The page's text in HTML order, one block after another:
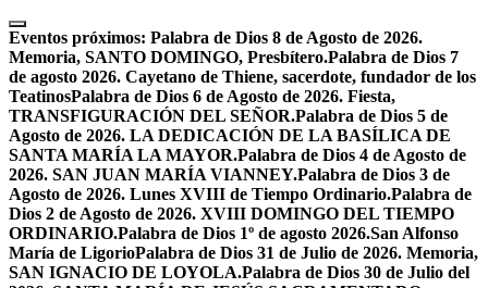
Skip
to
content
Eventos próximos: Palabra de Dios 8 de Agosto de 2026.
Memoria, SANTO DOMINGO, Presbítero.Palabra de Dios 7
de agosto 2026. Cayetano de Thiene, sacerdote, fundador de los
TeatinosPalabra de Dios 6 de Agosto de 2026. Fiesta,
TRANSFIGURACIÓN DEL SEÑOR.Palabra de Dios 5 de
Agosto de 2026. LA DEDICACIÓN DE LA BASÍLICA DE
SANTA MARÍA LA MAYOR.Palabra de Dios 4 de Agosto de
2026. SAN JUAN MARÍA VIANNEY.Palabra de Dios 3 de
Agosto de 2026. Lunes XVIII de Tiempo Ordinario.Palabra de
Dios 2 de Agosto de 2026. XVIII DOMINGO DEL TIEMPO
ORDINARIO.Palabra de Dios 1º de agosto 2026.San Alfonso
María de LigorioPalabra de Dios 31 de Julio de 2026. Memoria,
SAN IGNACIO DE LOYOLA.Palabra de Dios 30 de Julio del